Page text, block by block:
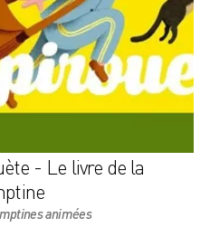
- Le livre de la
animées